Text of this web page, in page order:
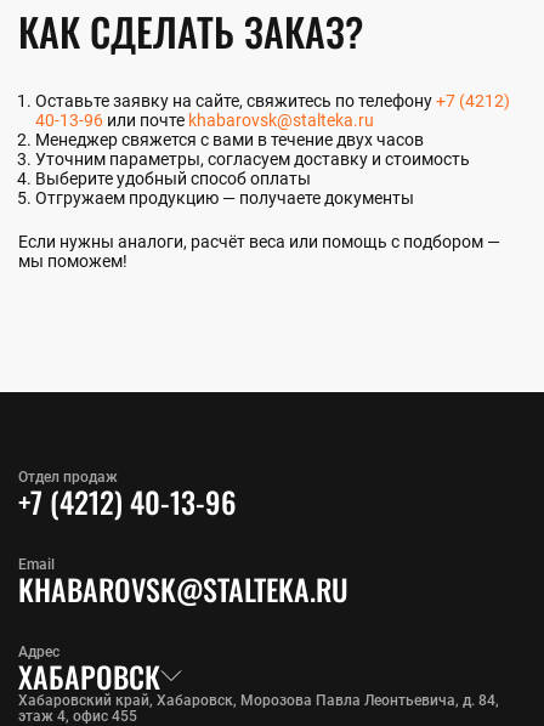
КАК СДЕЛАТЬ ЗАКАЗ?
Оставьте заявку на сайте, свяжитесь по телефону+7 (4212)
40-13-96 или почте khabarovsk@stalteka.ru
Менеджер свяжется с вами в течение двух часов
Уточним параметры, согласуем доставку и стоимость
Выберите удобный способ оплаты
Отгружаем продукцию — получаете документы
Если нужны аналоги, расчёт веса или помощь с подбором —
мы поможем!
Отдел продаж
+7 (4212) 40-13-96
Адрес
ХАБАРОВСК
Хабаровский край, Хабаровск, Морозова Павла Леонтьевича, д. 84,
этаж 4, офис 455
Email
KHABAROVSK@STALTEKA.RU